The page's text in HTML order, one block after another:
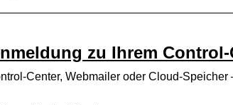
zu Ihrem Control-
Center, Webmailer oder Cloud-